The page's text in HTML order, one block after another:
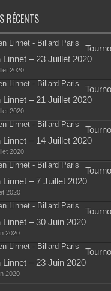
RÉCENTS
Linnet – 23 Juillet 2020
2020
Linnet – 21 Juillet 2020
2020
Linnet – 14 Juillet 2020
2020
Linnet – 7 Juillet 2020
2020
Linnet – 30 Juin 2020
2020
Linnet – 23 Juin 2020
2020